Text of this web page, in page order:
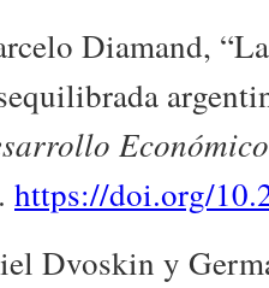
Diamand,
Económico
https://doi.org/
Dvoskin y